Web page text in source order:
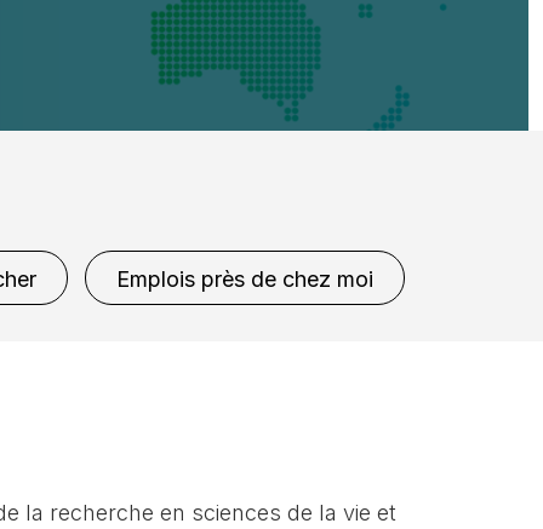
Emplois près de chez moi
la recherche en sciences de la vie et